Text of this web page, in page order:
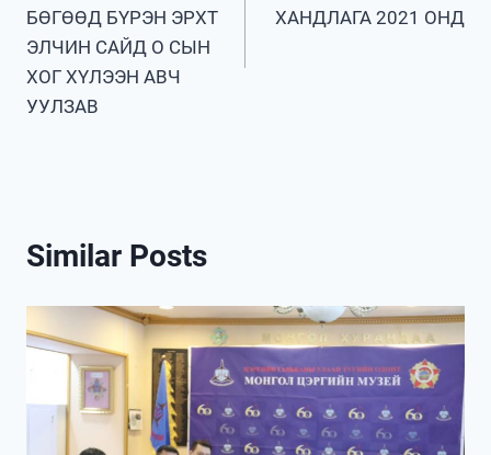
БӨГӨӨД БҮРЭН ЭРХТ
ЭЛЧИН САЙД О СЫН
ХОГ ХҮЛЭЭН АВЧ
УУЛЗАВ
ХАНДЛАГА 2021 ОНД
Similar Posts